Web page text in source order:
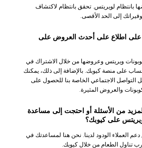
بانتظام لويريتس. تحقق بانتظام لاكتشاف
إلى الحد الأقصى.
على اطلاع على أحدث العروض على
ويريتس وعروضها من خلال الاشتراك في
حساب على منصة كيوبك. بالإضافة إلى ذلك، يمكنك
التواصل الاجتماعي الخاصة بنا للحصول على
والعروض المثيرة.
من الأسئلة أو احتجت إلى مساعدة
على كيوبك؟
دعم العملاء الودود لدينا. نحن هنا لمساعدتك في
تناول الطعام من خلال كيوبك.